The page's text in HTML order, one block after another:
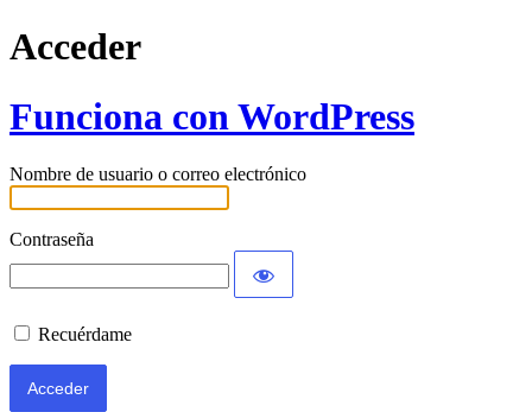
Acceder
Funciona con WordPress
Nombre de usuario o correo electrónico
Contraseña
Recuérdame